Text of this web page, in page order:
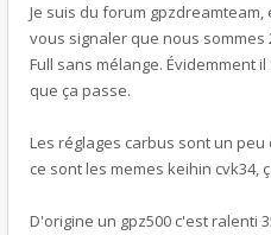
Je suis du forum
vous signaler que nous sommes
Full sans mélange. Évidemment
que ça passe.
Les réglages carbus sont un
ce sont les memes keihin cvk34,
D'origine un gpz500 c'est ralenti